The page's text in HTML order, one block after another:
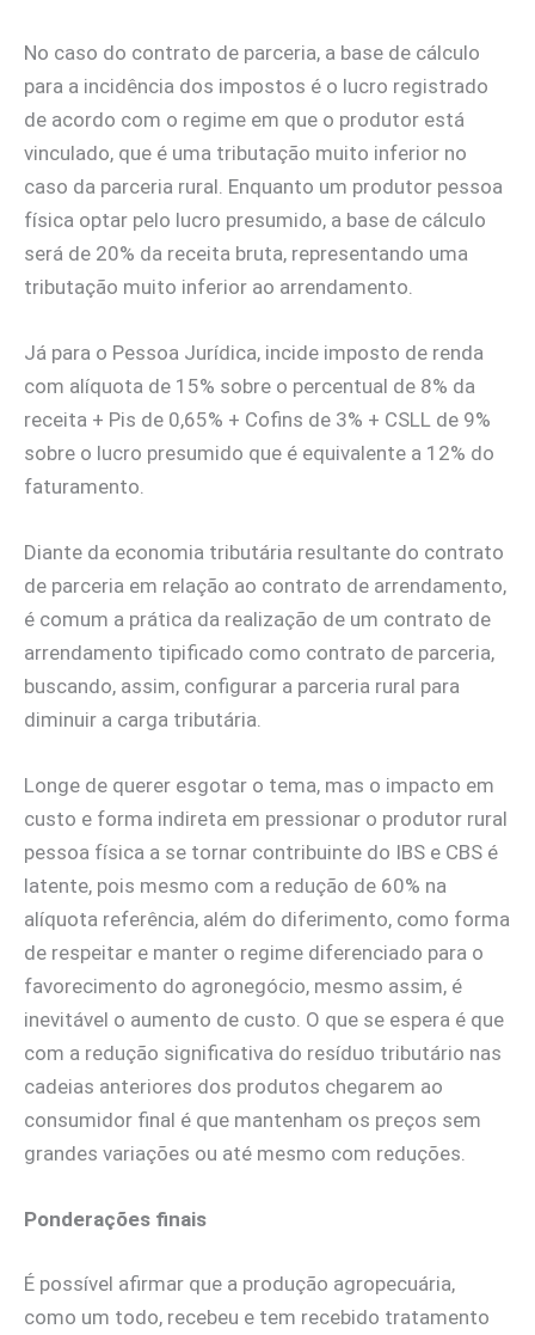
No caso do contrato de parceria, a base de cálculo
para a incidência dos impostos é o lucro registrado
de acordo com o regime em que o produtor está
vinculado, que é uma tributação muito inferior no
caso da parceria rural. Enquanto um produtor pessoa
física optar pelo lucro presumido, a base de cálculo
será de 20% da receita bruta, representando uma
tributação muito inferior ao arrendamento.
Já para o Pessoa Jurídica, incide imposto de renda
com alíquota de 15% sobre o percentual de 8% da
receita + Pis de 0,65% + Cofins de 3% + CSLL de 9%
sobre o lucro presumido que é equivalente a 12% do
faturamento.
Diante da economia tributária resultante do contrato
de parceria em relação ao contrato de arrendamento,
é comum a prática da realização de um contrato de
arrendamento tipificado como contrato de parceria,
buscando, assim, configurar a parceria rural para
diminuir a carga tributária.
Longe de querer esgotar o tema, mas o impacto em
custo e forma indireta em pressionar o produtor rural
pessoa física a se tornar contribuinte do IBS e CBS é
latente, pois mesmo com a redução de 60% na
alíquota referência, além do diferimento, como forma
de respeitar e manter o regime diferenciado para o
favorecimento do agronegócio, mesmo assim, é
inevitável o aumento de custo. O que se espera é que
com a redução significativa do resíduo tributário nas
cadeias anteriores dos produtos chegarem ao
consumidor final é que mantenham os preços sem
grandes variações ou até mesmo com reduções.
Ponderações finais
É possível afirmar que a produção agropecuária,
como um todo, recebeu e tem recebido tratamento